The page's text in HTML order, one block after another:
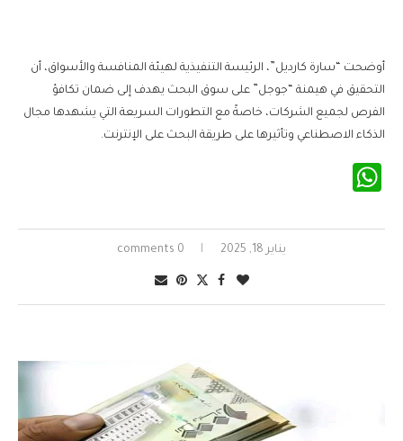
أوضحت “سارة كارديل”، الرئيسة التنفيذية لهيئة المنافسة والأسواق، أن
التحقيق في هيمنة “جوجل” على سوق البحث يهدف إلى ضمان تكافؤ
الفرص لجميع الشركات، خاصةً مع التطورات السريعة التي يشهدها مجال
الذكاء الاصطناعي وتأثيرها على طريقة البحث على الإنترنت.
يناير 18, 2025 0 comments